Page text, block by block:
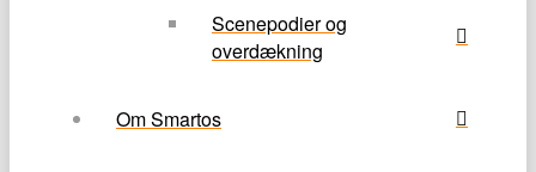
Scenepodier og
overdækning
Om Smartos